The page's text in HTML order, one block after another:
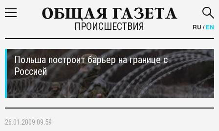
ПРОИСШЕСТВИЯ RU /EN
Польша построит барьер на границе с
Россией
26.01.2009 09:59